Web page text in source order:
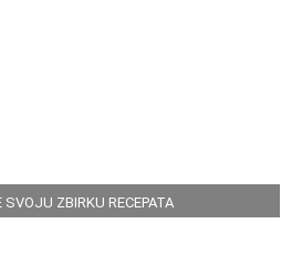
SVOJU ZBIRKU RECEPATA